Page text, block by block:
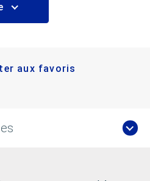
aux favoris